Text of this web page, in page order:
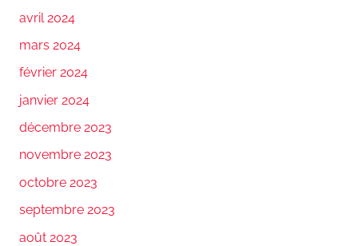
avril 2024
mars 2024
février 2024
janvier 2024
décembre 2023
novembre 2023
octobre 2023
septembre 2023
août 2023